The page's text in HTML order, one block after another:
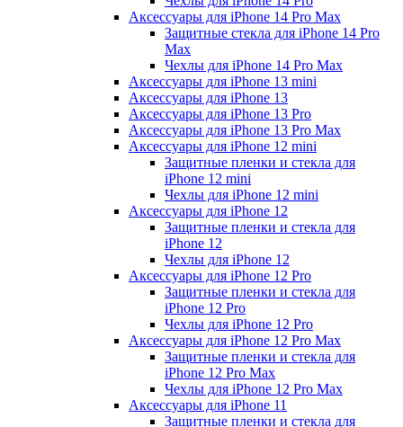
Аксессуары для iPhone 14 Pro Max
Защитные стекла для iPhone 14 Pro
Max
Чехлы для iPhone 14 Pro Max
Аксессуары для iPhone 13 mini
Аксессуары для iPhone 13
Аксессуары для iPhone 13 Pro
Аксессуары для iPhone 13 Pro Max
Аксессуары для iPhone 12 mini
Защитные пленки и стекла для
iPhone 12 mini
Чехлы для iPhone 12 mini
Аксессуары для iPhone 12
Защитные пленки и стекла для
iPhone 12
Чехлы для iPhone 12
Аксессуары для iPhone 12 Pro
Защитные пленки и стекла для
iPhone 12 Pro
Чехлы для iPhone 12 Pro
Аксессуары для iPhone 12 Pro Max
Защитные пленки и стекла для
iPhone 12 Pro Max
Чехлы для iPhone 12 Pro Max
Аксессуары для iPhone 11
Защитные пленки и стекла для